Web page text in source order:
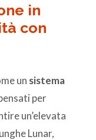
in
con
un sistema
per
un’elevata
Lunar,